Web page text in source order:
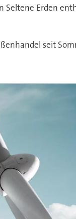
Seltene Erden
seit